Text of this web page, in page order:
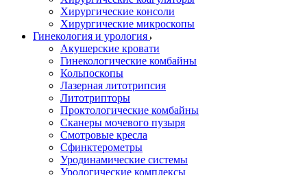
Хирургические консоли
Хирургические микроскопы
Гинекология и урология
Акушерские кровати
Гинекологические комбайны
Кольпоскопы
Лазерная литотрипсия
Литотрипторы
Проктологические комбайны
Сканеры мочевого пузыря
Смотровые кресла
Сфинктерометры
Уродинамические системы
Урологические комплексы